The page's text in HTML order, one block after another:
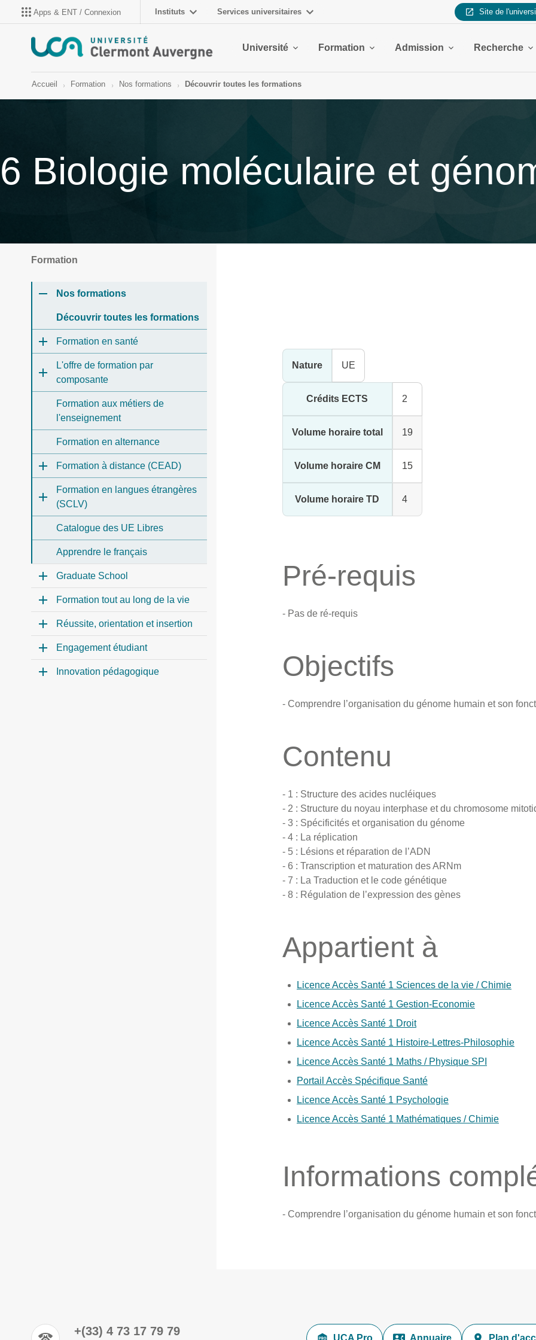
Apps & ENT / Connexion Instituts Services universitaires Site de
Université Formation Admission Recherche
Accueil Formation Nos formations Découvrir toutes les formations
6 Biologie moléculaire et
Nature UE
Crédits ECTS 2
Volume horaire total 19
Volume horaire CM 15
Volume horaire TD 4
Pré-requis
- Pas de ré-requis
Objectifs
- Comprendre l’organisation du génome humain et son
Contenu
- 1 : Structure des acides nucléiques
- 2 : Structure du noyau interphase et du chromosome
- 3 : Spécificités et organisation du génome
- 4 : La réplication
- 5 : Lésions et réparation de l’ADN
- 6 : Transcription et maturation des ARNm
- 7 : La Traduction et le code génétique
- 8 : Régulation de l’expression des gènes
Appartient à
Licence Accès Santé 1 Sciences de la vie / Chimie
Licence Accès Santé 1 Gestion-Economie
Licence Accès Santé 1 Droit
Licence Accès Santé 1 Histoire-Lettres-Philosophie
Licence Accès Santé 1 Maths / Physique SPI
Portail Accès Spécifique Santé
Licence Accès Santé 1 Psychologie
Licence Accès Santé 1 Mathématiques / Chimie
Informations
- Comprendre l’organisation du génome humain et son
Formation
Nos formations
Découvrir toutes les formations
Formation en santé
L'offre de formation par
composante
Formation aux métiers de
l'enseignement
Formation en alternance
Formation à distance (CEAD)
Formation en langues étrangères
(SCLV)
Catalogue des UE Libres
Apprendre le français
Graduate School
Formation tout au long de la vie
Réussite, orientation et insertion
Engagement étudiant
Innovation pédagogique
+(33) 4 73 17 79 79